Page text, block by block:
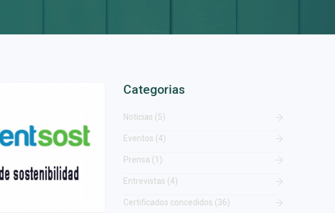
Categorias
Noticias (5)
Eventos (4)
Prensa (1)
Entrevistas (4)
Certificados concedidos (36)